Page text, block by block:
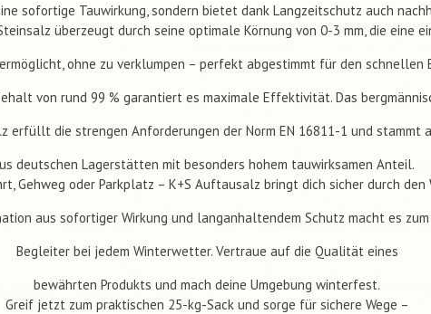
sofortige Tauwirkung, sondern bietet dank Langzeitschutz auch
überzeugt durch seine optimale Körnung von 0-3 mm, die eine
ohne zu verklumpen – perfekt abgestimmt für den schnellen
von rund 99 % garantiert es maximale Effektivität. Das
erfüllt die strengen Anforderungen der Norm EN 16811-1 und stammt a
us deutschen Lagerstätten mit besonders hohem tauwirksamen Anteil.
Gehweg oder Parkplatz – K+S Auftausalz bringt dich sicher durch den
aus sofortiger Wirkung und langanhaltendem Schutz macht es
Begleiter bei jedem Winterwetter. Vertraue auf die Qualität eines
bewährten Produkts und mach deine Umgebung winterfest.
Greif jetzt zum praktischen 25-kg-Sack und sorge für sichere Wege –